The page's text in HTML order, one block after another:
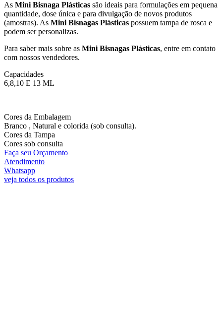
As Mini Bisnaga Plásticas são ideais para formulações em pequena
quantidade, dose única e para divulgação de novos produtos
(amostras). As Mini Bisnagas Plásticas possuem tampa de rosca e
podem ser personalizas.
Para saber mais sobre as Mini Bisnagas Plásticas, entre em contato
com nossos vendedores.
Capacidades
6,8,10 E 13 ML
Cores da Embalagem
Branco , Natural e colorida (sob consulta).
Cores da Tampa
Cores sob consulta
Faça seu Orçamento
Atendimento
Whatsapp
veja todos os produtos